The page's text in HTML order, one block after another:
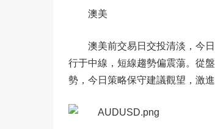
澳美
澳美前交易日交投清淡，今
行于中線，短線趨勢偏震蕩。從
勢，今日策略保守建議觀望，激